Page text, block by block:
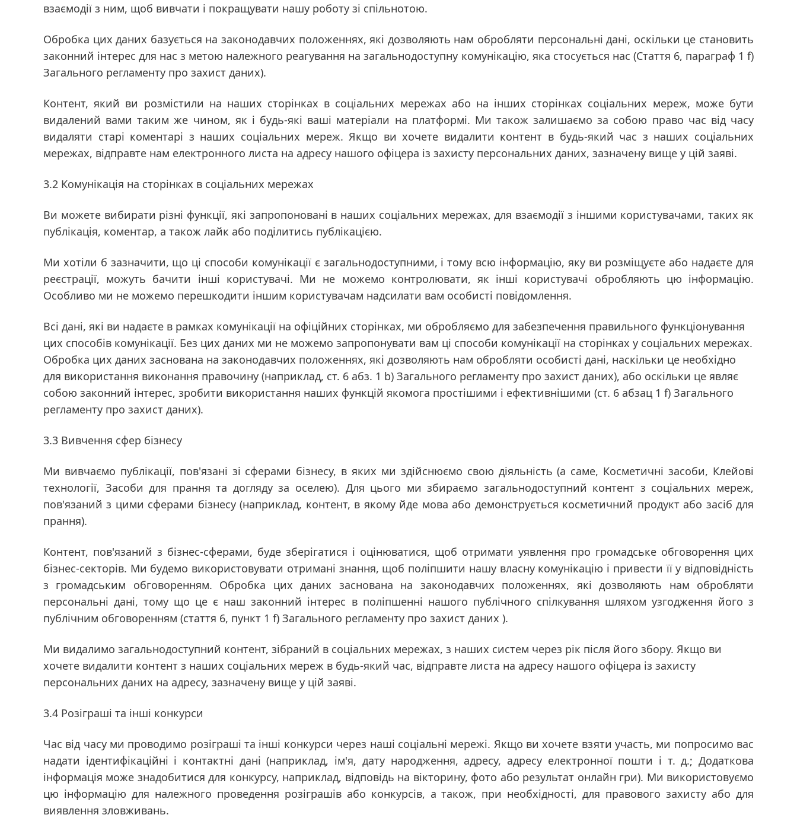
взаємодії з ним, щоб вивчати і покращувати нашу роботу зі спільнотою.
Обробка цих даних базується на законодавчих положеннях, які дозволяють нам обробляти персональні дані, оскільки це становить
законний інтерес для нас з метою належного реагування на загальнодоступну комунікацію, яка стосується нас (Стаття 6, параграф 1 f)
Загального регламенту про захист даних).
Контент, який ви розмістили на наших сторінках в соціальних мережах або на інших сторінках соціальних мереж, може бути
видалений вами таким же чином, як і будь-які ваші матеріали на платформі. Ми також залишаємо за собою право час від часу
видаляти старі коментарі з наших соціальних мереж. Якщо ви хочете видалити контент в будь-який час з наших соціальних
мережах, відправте нам електронного листа на адресу нашого офіцера із захисту персональних даних, зазначену вище у цій заяві.
3.2 Комунікація на сторінках в соціальних мережах
Ви можете вибирати різні функції, які запропоновані в наших соціальних мережах, для взаємодії з іншими користувачами, таких як
публікація, коментар, а також лайк або поділитись публікацією.
Ми хотіли б зазначити, що ці способи комунікації є загальнодоступними, і тому всю інформацію, яку ви розміщуєте або надаєте для
реєстрації, можуть бачити інші користувачі. Ми не можемо контролювати, як інші користувачі обробляють цю інформацію.
Особливо ми не можемо перешкодити іншим користувачам надсилати вам особисті повідомлення.
Всі дані, які ви надаєте в рамках комунікації на офіційних сторінках, ми обробляємо для забезпечення правильного функціонування
цих способів комунікації. Без цих даних ми не можемо запропонувати вам ці способи комунікації на сторінках у соціальних мережах.
Обробка цих даних заснована на законодавчих положеннях, які дозволяють нам обробляти особисті дані, наскільки це необхідно
для використання виконання правочину (наприклад, ст. 6 абз. 1 b) Загального регламенту про захист даних), або оскільки це являє
собою законний інтерес, зробити використання наших функцій якомога простішими і ефективнішими (ст. 6 абзац 1 f) Загального
регламенту про захист даних).
3.3 Вивчення сфер бізнесу
Ми вивчаємо публікації, пов'язані зі сферами бізнесу, в яких ми здійснюємо свою діяльність(а саме, Косметичні засоби, Клейові
технології, Засоби для прання та догляду за оселею). Для цього ми збираємо загальнодоступний контент з соціальних мереж,
пов'язаний з цими сферами бізнесу(наприклад, контент, в якому йде мова або демонструється косметичний продукт або засіб для
прання).
Контент, пов'язаний з бізнес-сферами, буде зберігатися і оцінюватися, щоб отримати уявлення про громадське обговорення цих
бізнес-секторів. Ми будемо використовувати отримані знання, щоб поліпшити нашу власну комунікацію і привести її у відповідність
з громадським обговоренням. Обробка цих даних заснована на законодавчих положеннях, які дозволяють нам обробляти
персональні дані, тому що це є наш законний інтерес в поліпшенні нашого публічного спілкування шляхом узгодження його з
публічним обговоренням (стаття 6, пункт 1 f) Загального регламенту про захист даних ).
Ми видалимо загальнодоступний контент, зібраний в соціальних мережах, з наших систем через рік після його збору. Якщо ви
хочете видалити контент з наших соціальних мереж в будь-який час, відправте листа на адресу нашого офіцера із захисту
персональних даних на адресу, зазначену вище у цій заяві.
3.4 Розіграші та інші конкурси
Час від часу ми проводимо розіграші та інші конкурси через наші соціальні мережі. Якщо ви хочете взяти участь, ми попросимо вас
надати ідентифікаційні і контактні дані(наприклад, ім'я, дату народження, адресу, адресу електронної пошти і т. д.; Додаткова
інформація може знадобитися для конкурсу, наприклад, відповідь на вікторину, фото або результат онлайн гри). Ми використовуємо
цю інформацію для належного проведення розіграшів або конкурсів, а також, при необхідності, для правового захисту або для
виявлення зловживань.